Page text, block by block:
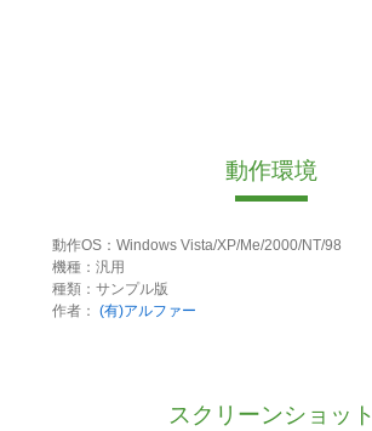
動作環境
動作OS：Windows Vista/XP/Me/2000/NT/98
機種：汎用
種類：サンプル版
作者： (有)アルファー
スクリーンショット